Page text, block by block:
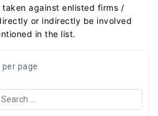
against enlisted firms /
or indirectly be involved
in the list.
page